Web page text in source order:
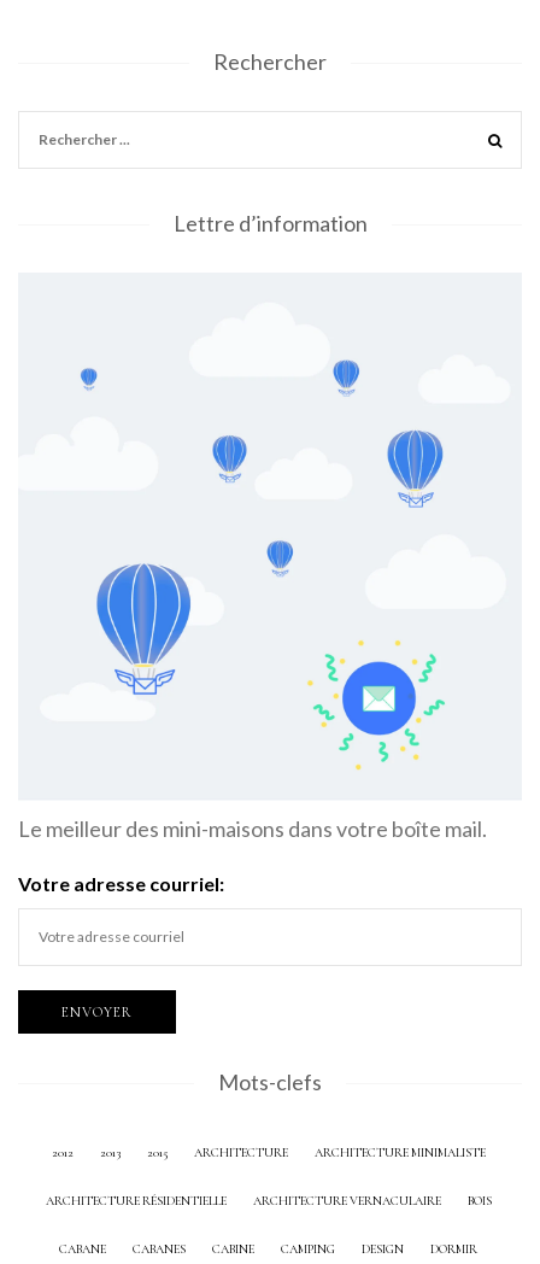
Rechercher
Lettre d’information
Le meilleur des mini-maisons dans votre boîte mail.
Votre adresse courriel:
Mots-clefs
2012 2013 2015 ARCHITECTURE ARCHITECTURE MINIMALISTE
ARCHITECTURE RÉSIDENTIELLE ARCHITECTURE VERNACULAIRE BOIS
CABANE CABANES CABINE CAMPING DESIGN DORMIR